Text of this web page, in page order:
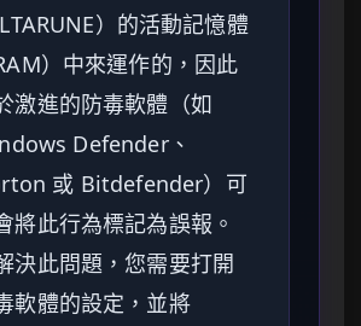
）的活動記憶體
RAM）中來運作的，因此
激進的防毒軟體（如
Defender、
或 Bitdefender）可
將此行為標記為誤報。
決此問題，您需要打開
軟體的設定，並將